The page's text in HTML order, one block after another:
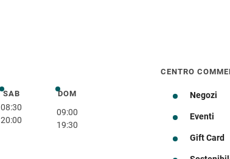
SABsabato
08:30
20:00
DOMdomenica
09:00
19:30
CENTRO
Negozi
Eventi
Gift Card